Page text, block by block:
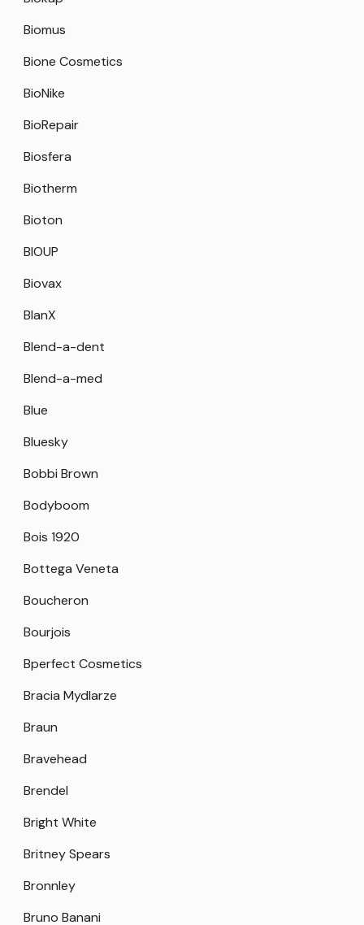
Biomus
Bione Cosmetics
BioNike
BioRepair
Biosfera
Biotherm
Bioton
BIOUP
Biovax
BlanX
Blend-a-dent
Blend-a-med
Blue
Bluesky
Bobbi Brown
Bodyboom
Bois 1920
Bottega Veneta
Boucheron
Bourjois
Bperfect Cosmetics
Bracia Mydlarze
Braun
Bravehead
Brendel
Bright White
Britney Spears
Bronnley
Bruno Banani